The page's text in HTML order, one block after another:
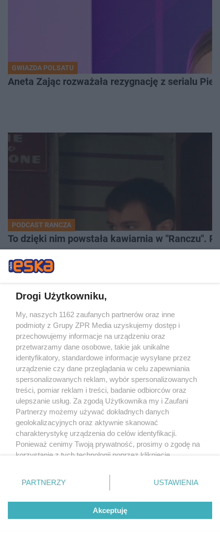
GWIAZDA POLSATU
Aneta Zając rozważała rezygnację z serialu
PODCAST RANCZA
To dzięki nim powstała kawiarnia w "Ranczu".
HARMONOGRAM PREMIER
"Klara. Rewolucja". Ile odcinków liczy 2. sezon
Drogi Użytkowniku,
My, naszych 1162 zaufanych partnerów oraz inne
podmioty z Grupy ZPR Media uzyskujemy dostęp i
przechowujemy informacje na urządzeniu oraz
przetwarzamy dane osobowe, takie jak unikalne
identyfikatory, standardowe informacje wysyłane przez
urządzenie czy dane przeglądania w celu zapewniania
spersonalizowanych reklam, wybór spersonalizowanych
treści, pomiar reklam i treści, badanie odbiorców oraz
ulepszanie usług. Za zgodą Użytkownika my i Zaufani
Partnerzy możemy używać dokładnych danych
geolokalizacyjnych oraz aktywnie skanować
charakterystykę urządzenia do celów identyfikacji.
Ponieważ cenimy Twoją prywatność, prosimy o zgodę na
korzystanie z tych technologii poprzez kliknięcie
zmienić/wycofać klikając przycisk ustawień prywatności
znajdujący się w lewym dolnym rogu strony
rodzaje przetwarzania danych nie wymagają zgody
użytkownika, ale masz prawo sprzeciwić się takiemu
przetwarzaniu. Preferencje będą miały zastosowanie tylko
PARTNERZY USTAWIENIA
Akceptuję